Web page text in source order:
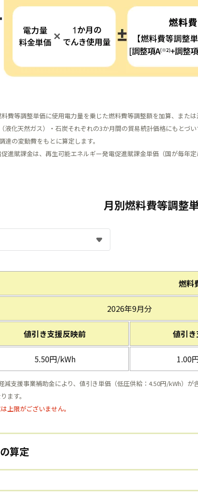
費等調整単価に使用電力量を乗じた燃料費等調整額を加算、または
液化天然ガス）・石炭それぞれの3か月間の貿易統計価格にもとづ
達の変動費をもとに算定します。
進賦課金は、再生可能エネルギー発電促進賦課金単価（国が毎年
月別燃料費等調整
燃料
2026年9月分
値引き支援反映前
値引
5.50円/kWh 1.00
支援事業補助金により、値引き単価（低圧供給：4.50円/kWh）が
ます。
上限がございません。
算定